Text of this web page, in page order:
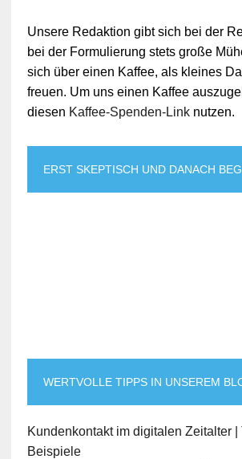
Unsere Redaktion gibt sich bei der
bei der Formulierung stets große
sich über einen Kaffee, als kleines
freuen. Um uns einen Kaffee
diesen Kaffee-Spenden-Linknutzen.
ERST SKEPTISCH UND DANACH
WERTVOLLE TIPPS IN UNSEREM
Kundenkontakt im digitalen Zeitalter |
Beispiele